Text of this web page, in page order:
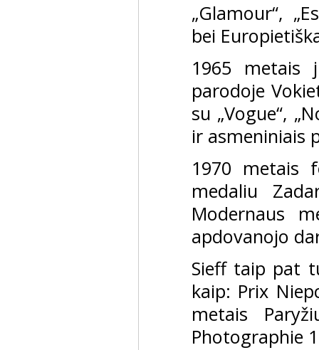
„Glamour“,
bei
1965 metais
parodoje
su „Vogue“,
ir asmeniniais
1970 metais
medaliu
Modernaus
apdovanojo
Sieff taip pat
kaip: Prix
metais
Photographie